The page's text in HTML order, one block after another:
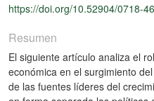
https://doi.org/10.52904/0718-
Resumen
El siguiente artículo analiza el
económica en el surgimiento
de las fuentes líderes del